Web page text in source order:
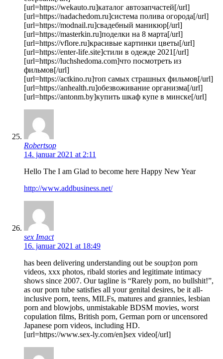
[url=https://wekauto.ru]каталог автозапчастей[/url]
[url=https://nadachedom.ru]система полива огорода[/url]
[url=https://modnail.ru]свадебный маникюр[/url]
[url=https://masterkin.ru]поделки на 8 марта[/url]
[url=https://vflore.ru]красивые картинки цветы[/url]
[url=https://enter-life.site]стили в одежде 2021[/url]
[url=https://luchshedoma.com]что посмотреть из
фильмов[/url]
[url=https://actkino.ru]топ самых страшных фильмов[/url]
[url=https://anhealth.ru]обезвоживание организма[/url]
[url=https://antonm.by]купить шкаф купе в минске[/url]
Robertsop
14. januar 2021 at 2:11
Hello The I am Glad to become here Happy New Year
http://www.addbusiness.net/
sex Imact
16. januar 2021 at 18:49
has been delivering understanding out be soup‡on porn
videos, xxx photos, ribald stories and legitimate intimacy
shows since 2007. Our tagline is “Rarely porn, no bullshit!”,
as our porn tube satisfies all your genital desires, be it all-
inclusive porn, teens, MILFs, matures and grannies, lesbian
porn and blowjobs, unmistakable BDSM movies, worst
copulation films, British porn, German porn or uncensored
Japanese porn videos, including HD.
[url=https://www.sex-ly.com/en]sex video[/url]